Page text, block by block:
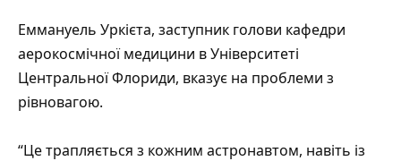
Еммануель Уркієта, заступник голови кафедри
аерокосмічної медицини в Університеті
Центральної Флориди, вказує на проблеми з
рівновагою.
“Це трапляється з кожним астронавтом, навіть із